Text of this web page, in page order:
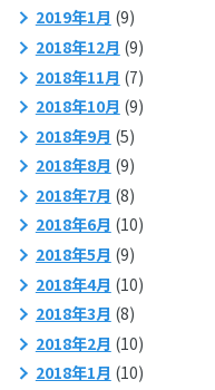
2019年1月 (9)
2018年12月 (9)
2018年11月 (7)
2018年10月 (9)
2018年9月 (5)
2018年8月 (9)
2018年7月 (8)
2018年6月 (10)
2018年5月 (9)
2018年4月 (10)
2018年3月 (8)
2018年2月 (10)
2018年1月 (10)